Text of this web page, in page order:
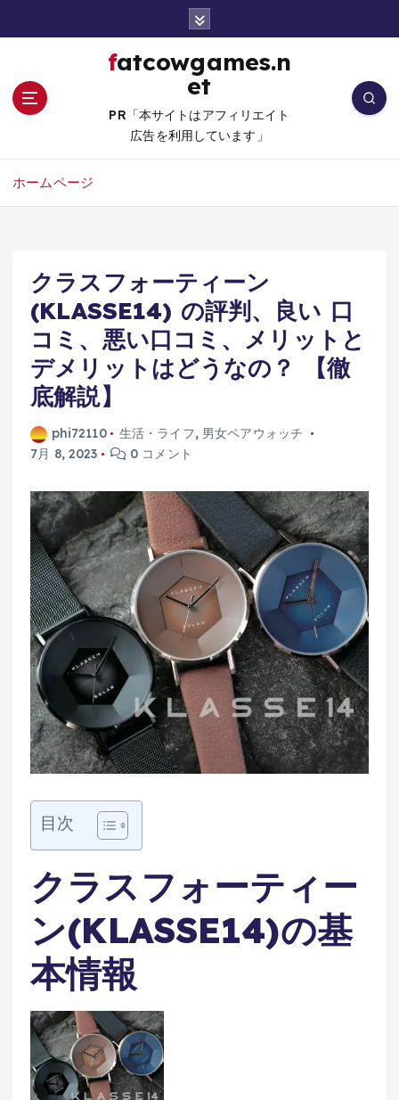
fatcowgames.n
et
PR「本サイトはアフィリエイト
広告を利用しています」
ホームページ
クラスフォーティーン
(KLASSE14) の評判、良い 口
コミ、悪い口コミ、メリットと
デメリットはどうなの？ 【徹
底解説】
phi72110 生活・ライフ, 男女ペアウォッチ
7月 8, 2023
0 コメント
目次
クラスフォーティー
ン(KLASSE14)の基
本情報